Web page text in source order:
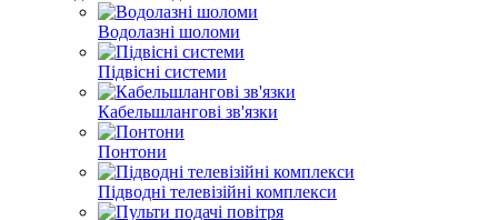
Водолазні шоломи
Підвісні системи
Кабельшлангові зв'язки
Понтони
Підводні телевізійні комплекси